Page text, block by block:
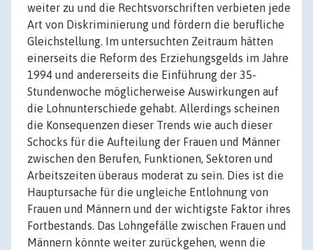
weiter zu und die Rechtsvorschriften verbieten jede
Art von Diskriminierung und fördern die berufliche
Gleichstellung. Im untersuchten Zeitraum hätten
einerseits die Reform des Erziehungsgelds im Jahre
1994 und andererseits die Einführung der 35-
Stundenwoche möglicherweise Auswirkungen auf
die Lohnunterschiede gehabt. Allerdings scheinen
die Konsequenzen dieser Trends wie auch dieser
Schocks für die Aufteilung der Frauen und Männer
zwischen den Berufen, Funktionen, Sektoren und
Arbeitszeiten überaus moderat zu sein. Dies ist die
Hauptursache für die ungleiche Entlohnung von
Frauen und Männern und der wichtigste Faktor ihres
Fortbestands. Das Lohngefälle zwischen Frauen und
Männern könnte weiter zurückgehen, wenn die